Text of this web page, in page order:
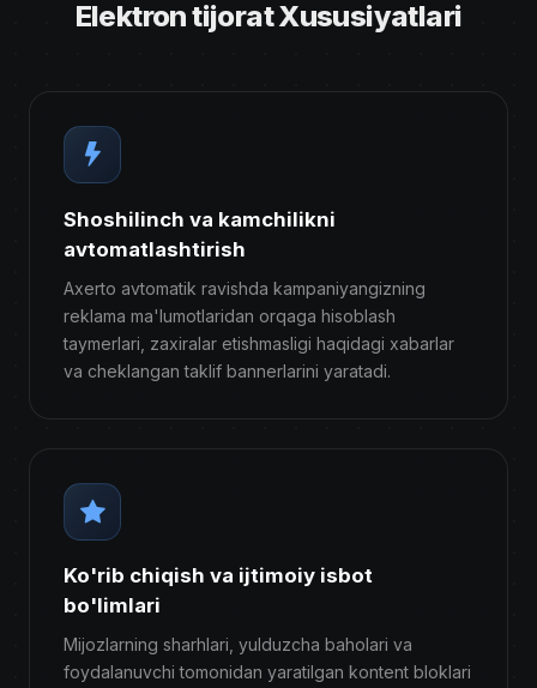
Elektron tijorat Xususiyatlari
Shoshilinch va kamchilikni
avtomatlashtirish
Axerto avtomatik ravishda kampaniyangizning
reklama ma'lumotlaridan orqaga hisoblash
taymerlari, zaxiralar etishmasligi haqidagi xabarlar
va cheklangan taklif bannerlarini yaratadi.
Ko'rib chiqish va ijtimoiy isbot
bo'limlari
Mijozlarning sharhlari, yulduzcha baholari va
foydalanuvchi tomonidan yaratilgan kontent bloklari